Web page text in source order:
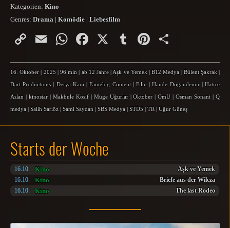
Starts der Woche
Aşk ve Yemek
Kino
16.10.
Briefe aus der Wilcza
Kino
16.10.
The last Rodeo
Kino
16.10.
Kategorien: Kino
Genres: Drama | Komödie | Liebesfilm
CopyEmailWhatsApp
Facebook
X TumblrPinterest
16. Oktober | 2025 | 96 min | ab 12 Jahre| Aşk ve Yemek |B12 Medya | Bülent Şakrak |
Dart Productions | Derya Kara |Famelog Content| Film |Hande Doğandemir|Hatice
Aslan | kinostar| Makbule Kosif| Müge Uğurlar|Oktober |OmU |Osman Sonant |Q
medya | Salih Sarıöz | Sami Saydan | SBS Medya | STD5 | TR | Uğur Güneş